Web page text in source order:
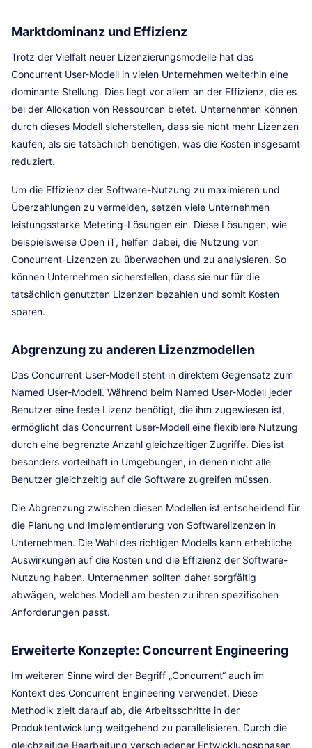
Marktdominanz und Effizienz
Trotz der Vielfalt neuer Lizenzierungsmodelle hat das
Concurrent User-Modell in vielen Unternehmen weiterhin eine
dominante Stellung. Dies liegt vor allem an der Effizienz, die es
bei der Allokation von Ressourcen bietet. Unternehmen können
durch dieses Modell sicherstellen, dass sie nicht mehr Lizenzen
kaufen, als sie tatsächlich benötigen, was die Kosten insgesamt
reduziert.
Um die Effizienz der Software-Nutzung zu maximieren und
Überzahlungen zu vermeiden, setzen viele Unternehmen
leistungsstarke Metering-Lösungen ein. Diese Lösungen, wie
beispielsweise Open iT, helfen dabei, die Nutzung von
Concurrent-Lizenzen zu überwachen und zu analysieren. So
können Unternehmen sicherstellen, dass sie nur für die
tatsächlich genutzten Lizenzen bezahlen und somit Kosten
sparen.
Abgrenzung zu anderen Lizenzmodellen
Das Concurrent User-Modell steht in direktem Gegensatz zum
Named User-Modell. Während beim Named User-Modell jeder
Benutzer eine feste Lizenz benötigt, die ihm zugewiesen ist,
ermöglicht das Concurrent User-Modell eine flexiblere Nutzung
durch eine begrenzte Anzahl gleichzeitiger Zugriffe. Dies ist
besonders vorteilhaft in Umgebungen, in denen nicht alle
Benutzer gleichzeitig auf die Software zugreifen müssen.
Die Abgrenzung zwischen diesen Modellen ist entscheidend für
die Planung und Implementierung von Softwarelizenzen in
Unternehmen. Die Wahl des richtigen Modells kann erhebliche
Auswirkungen auf die Kosten und die Effizienz der Software-
Nutzung haben. Unternehmen sollten daher sorgfältig
abwägen, welches Modell am besten zu ihren spezifischen
Anforderungen passt.
Erweiterte Konzepte: Concurrent Engineering
Im weiteren Sinne wird der Begriff „Concurrent“ auch im
Kontext des Concurrent Engineering verwendet. Diese
Methodik zielt darauf ab, die Arbeitsschritte in der
Produktentwicklung weitgehend zu parallelisieren. Durch die
gleichzeitige Bearbeitung verschiedener Entwicklungsphasen